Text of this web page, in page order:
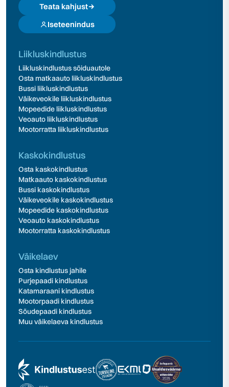
Teata kahjust
Iseteenindus
Liikluskindlustus
Liikluskindlustus sõiduautole
Osta matkaauto liikluskindlustus
Bussi liikluskindlustus
Väikeveokile liikluskindlustus
Mopeedide liikluskindlustus
Veoauto liikluskindlustus
Mootorratta liikluskindlustus
Kaskokindlustus
Osta kaskokindlustus
Matkaauto kaskokindlustus
Bussi kaskokindlustus
Väikeveokile kaskokindlustus
Mopeedide kaskokindlustus
Veoauto kaskokindlustus
Mootorratta kaskokindlustus
Väikelaev
Osta kindlustus jahile
Purjepaadi kindlustus
Katamaraani kindlustus
Mootorpaadi kindlustus
Sõudepaadi kindlustus
Muu väikelaeva kindlustus